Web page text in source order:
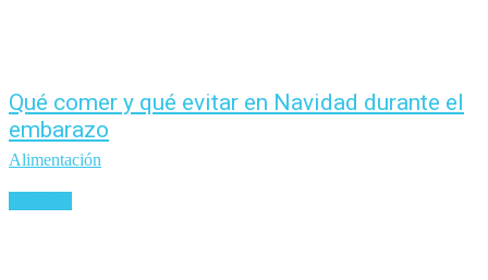
Qué comer y qué evitar en Navidad durante el
embarazo
Alimentación